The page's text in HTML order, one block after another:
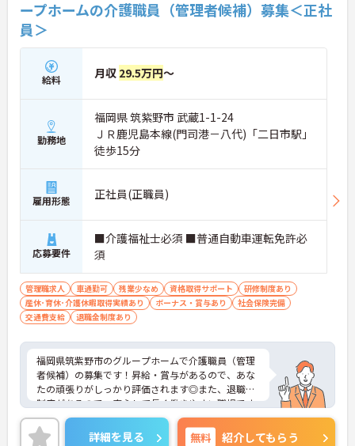
ープホームの介護職員（管理者候補）募集＜正社
員＞
給料 月収 29.5万円～
勤務地
福岡県 筑紫野市 武蔵1-1-24
ＪＲ鹿児島本線(門司港－八代)「二日市駅」
徒歩15分
雇用形態 正社員(正職員)
応募要件
■介護福祉士必須 ■普通自動車運転免許必
須
管理職求人 車通勤可 残業少なめ 資格取得サポート
研修制度あり
産休･育休･介護休暇取得実績あり
ボーナス・賞与あり
社会保険完備
交通費支給
退職金制度あり
福岡県筑紫野市のグループホームで介護職員（管理
者候補）の募集です！昇給・賞与があるので、あな
たの頑張りがしっかり評価されます◎また、退職金
制度があるので、安心して長く働きやすい職場です
♪ご興味のある方は面接ポイントをお伝えしますの
で、お気軽にご連絡ください。
詳細を見る 無料 紹介してもらう